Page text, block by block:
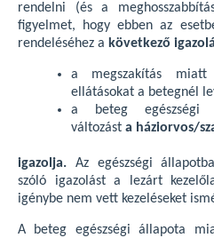
rendelni (és a
figyelmet, hogy ebben az
rendeléséhez a következő
a megszakítás
ellátásokat a betegnél
a beteg egészségi
változást a háziorvos/
igazolja. Az egészségi
szóló igazolást a lezárt
igénybe nem vett kezeléseket
A beteg egészségi állapota